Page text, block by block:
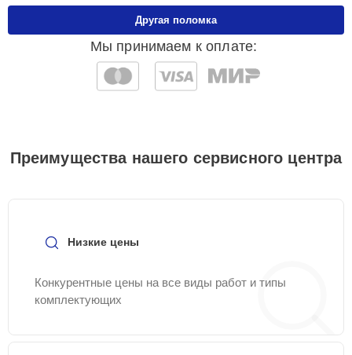
Мы принимаем к оплате:
Другая поломка
Преимущества нашего сервисного центра
Низкие цены
Конкурентные цены на все виды работ и типы
комплектующих